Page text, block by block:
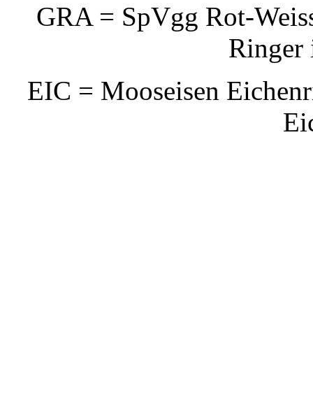
GRA = SpVgg Rot-
Ringer
EIC = Mooseisen